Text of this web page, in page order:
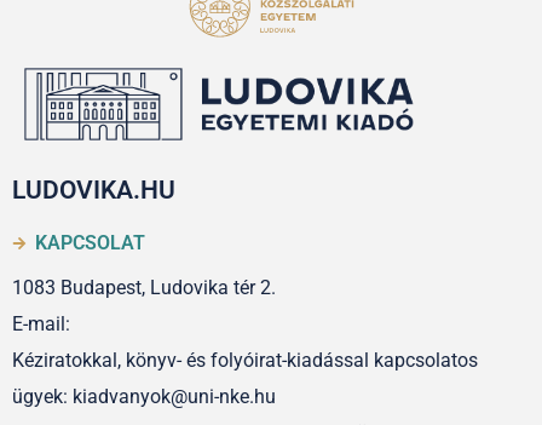
LUDOVIKA.HU
KAPCSOLAT
1083 Budapest, Ludovika tér 2.
E-mail:
Kéziratokkal, könyv- és folyóirat-kiadással kapcsolatos
ügyek: kiadvanyok@uni-nke.hu